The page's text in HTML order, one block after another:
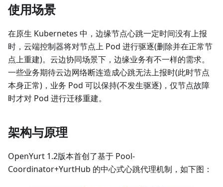
使用场景
在原生 Kubernetes 中，边缘节点心跳一定时间没有上报
时，云端控制器将对节点上 Pod 进行驱逐(删除并在正常节
点上重建)。云边协同场景下，边缘业务有不一样的需求。
一些业务期待云边网络断连造成心跳无法上报时(此时节点
本身正常)，业务 Pod 可以保持(不发生驱逐)，仅节点故障
时才对 Pod 进行迁移重建。
架构与原理
OpenYurt 1.2版本首创了基于 Pool-
Coordinator+YurtHub 的中心式心跳代理机制，如下图：